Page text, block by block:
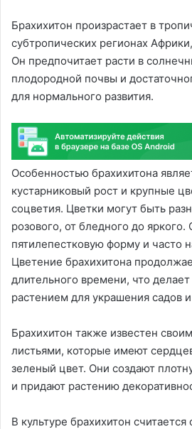
Брахихитон произрастает в
субтропических регионах
Он предпочитает расти в
плодородной почвы и
для нормального развития.
Особенностью брахихитона
кустарниковый рост и крупные
соцветия. Цветки могут быть
розового, от бледного до
пятилепестковую форму и часто
Цветение брахихитона
длительного времени, что
растением для украшения садов
Брахихитон также известен
листьями, которые имеют
зеленый цвет. Они создают
и придают растению
В культуре брахихитон